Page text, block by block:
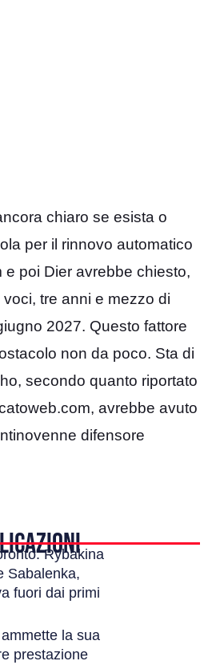
chiaro se esista o
per il rinnovo automatico
e poi Dier avrebbe chiesto,
tre anni e mezzo di
2027. Questo fattore
non da poco. Sta di
secondo quanto riportato
avrebbe avuto
difensore
Rybakina
Sabalenka,
fuori dai primi
la sua
prestazione